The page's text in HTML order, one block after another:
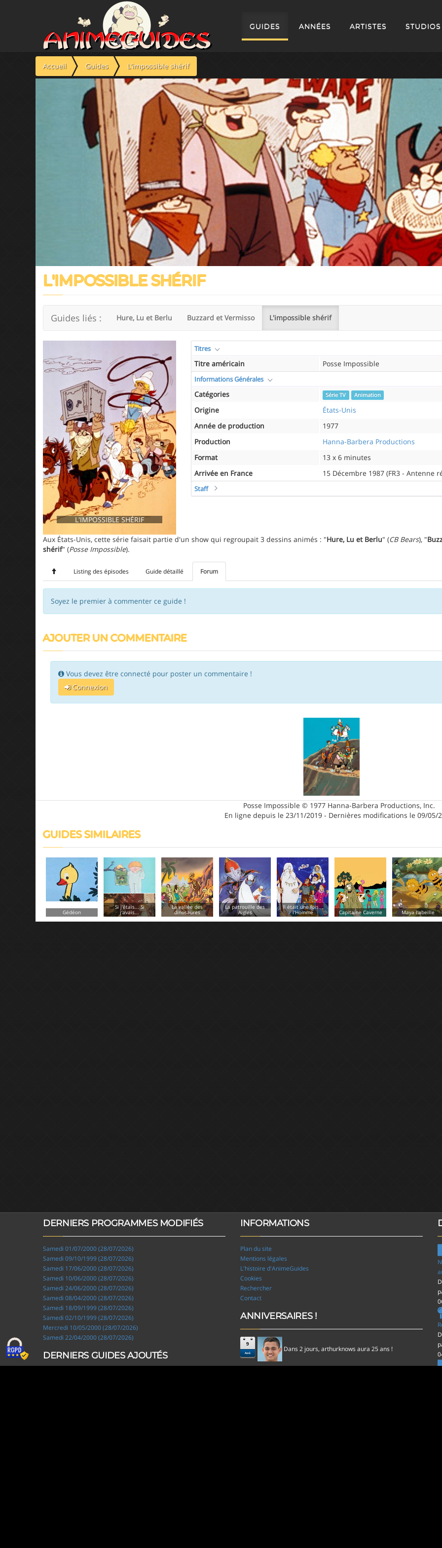
GUIDES ANNÉES ARTISTES STUDIOS
Accueil Guides L'impossible shérif
L'IMPOSSIBLE SHÉRIF
Guides liés : Hure, Lu et Berlu Buzzard et Vermisso L'impossible shérif
L'IMPOSSIBLE SHÉRIF
Titres
Titre américain Posse Impossible
Informations Générales
Catégories Série TV Animation
Origine
États-Unis
Année de production
1977
Production
Hanna-Barbera Productions
Format
13 x 6 minutes
Arrivée en France
15 Décembre 1987 (FR3 - Antenne
Staff
Aux États-Unis, cette série faisait partie d'un show qui regroupait 3 dessins animés : "Hure, Lu et Berlu" (CB Bears), "
shérif" (Posse Impossible).
Listing des épisodes Guide détaillé Forum
Soyez le premier à commenter ce guide !
AJOUTER UN COMMENTAIRE
Vous devez être connecté pour poster un commentaire !
Connexion
Posse Impossible © 1977 Hanna-Barbera Productions, Inc.
En ligne depuis le 23/11/2019 - Dernières modifications le 09/05/
GUIDES SIMILAIRES
Si j'étais... Si
j'avais...
La vallée des
dinosaures
La patrouille des
Aigles
Il était une fois...
l'Homme Capitaine Caverne Maya l'abeille Makko
DERNIERS PROGRAMMES MODIFIÉS
Samedi 01/07/2000 (28/07/2026)
Samedi 09/10/1999 (28/07/2026)
Samedi 17/06/2000 (28/07/2026)
Samedi 10/06/2000 (28/07/2026)
Samedi 24/06/2000 (28/07/2026)
Samedi 08/04/2000 (28/07/2026)
Samedi 18/09/1999 (28/07/2026)
Samedi 02/10/1999 (28/07/2026)
Mercredi 10/05/2000 (28/07/2026)
Samedi 22/04/2000 (28/07/2026)
DERNIERS GUIDES AJOUTÉS
INFORMATIONS
Plan du site
Mentions légales
L'histoire d'AnimeGuides
Cookies
Rechercher
Contact
ANNIVERSAIRES !
9
Aoû
Dans 2 jours, arthurknows aura 25 ans !